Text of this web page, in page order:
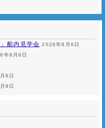
船内見学会 2026年8月6日
年8月6日
6日
9日